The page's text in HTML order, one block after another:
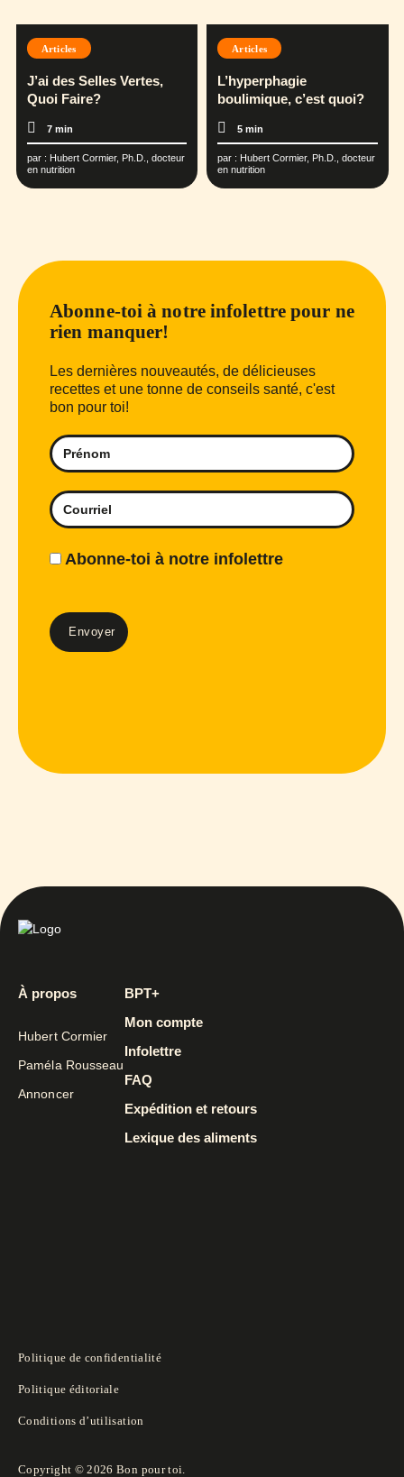
Articles
J’ai des Selles Vertes,
Quoi Faire?
7 min
par : Hubert Cormier, Ph.D., docteur
en nutrition
Articles
L’hyperphagie
boulimique, c’est quoi?
5 min
par : Hubert Cormier, Ph.D., docteur
en nutrition
Abonne-toi à notre infolettre pour ne
rien manquer!
Les dernières nouveautés, de délicieuses
recettes et une tonne de conseils santé, c'est
bon pour toi!
Abonne-toi à notre infolettre
À propos
Hubert Cormier
Paméla Rousseau
Annoncer
BPT+
Mon compte
Infolettre
FAQ
Expédition et retours
Lexique des aliments
Politique de confidentialité
Politique éditoriale
Conditions d’utilisation
Copyright © 2026 Bon pour toi.